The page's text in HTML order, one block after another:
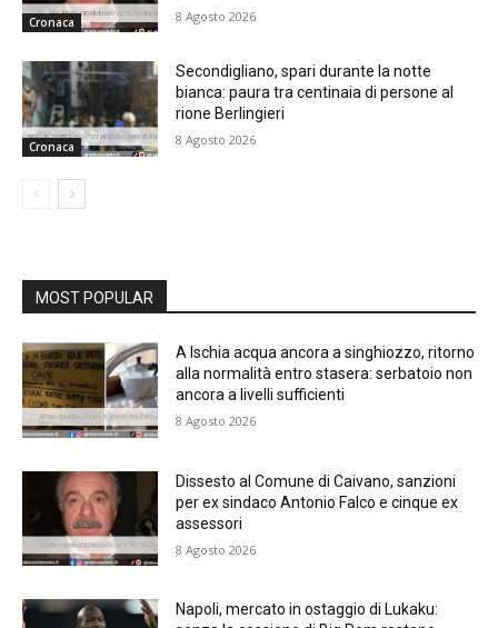
Cronaca 8 Agosto 2026
Cronaca
Secondigliano, spari durante la notte
bianca: paura tra centinaia di persone al
rione Berlingieri
8 Agosto 2026
MOST POPULAR
A Ischia acqua ancora a singhiozzo, ritorno
alla normalità entro stasera: serbatoio non
ancora a livelli sufficienti
8 Agosto 2026
Dissesto al Comune di Caivano, sanzioni
per ex sindaco Antonio Falco e cinque ex
assessori
8 Agosto 2026
Napoli, mercato in ostaggio di Lukaku: